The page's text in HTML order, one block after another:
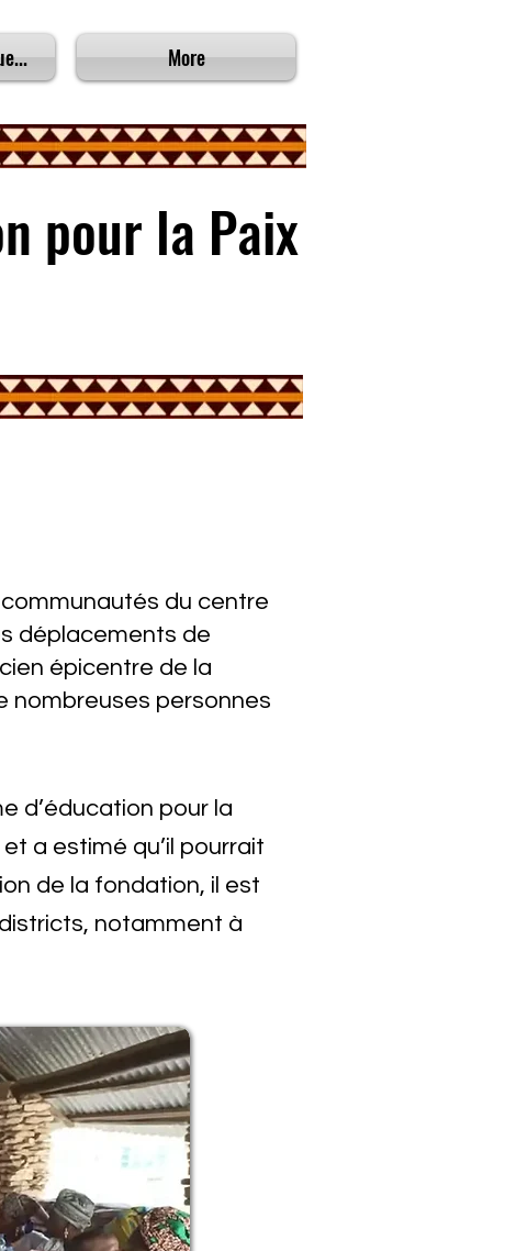
More
pour la Paix
du centre
déplacements de
épicentre de la
nombreuses personnes
d’éducation pour la
a estimé qu’il pourrait
de la fondation, il est
notamment à